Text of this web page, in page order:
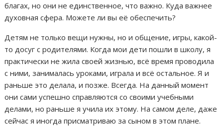
благах, но они не единственное, что важно. Куда важнее
духовная сфера. Можете ли вы её обеспечить?
Детям не только вещи нужны, но и общение, игры, какой-
то досуг с родителями. Когда мои дети пошли в школу, я
практически не жила своей жизнью, всё время проводила
с ними, занималась уроками, играла и всё остальное. Я и
раньше это делала, и позже. Всегда. На данный момент
они сами успешно справляются со своими учебными
делами, но раньше я учила их этому. На самом деле, даже
сейчас я иногда присматриваю за сыном в этом плане.